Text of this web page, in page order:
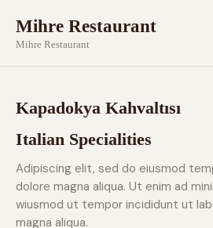
Mihre Restaurant
Mihre Restaurant
Kapadokya Kahvaltısı
Italian Specialities
Adipiscing elit, sed do eiusmod
dolore magna aliqua. Ut enim ad
wiusmod ut tempor incididunt ut
magna aliqua.